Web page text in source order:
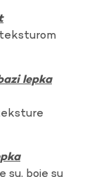
teksturom
lepka